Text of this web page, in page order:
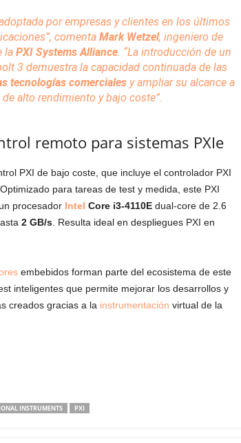
porempresas y clientes en los últimos
comenta Mark Wetzel, ingeniero de
la PXI Systems Alliance. “La introducción de un
3 demuestra la capacidad continuada de las
tecnologíascomercialesy ampliar su alcance a
alto rendimiento y bajo coste”.
remoto para sistemas PXIe
PXI de bajo coste, que incluye el controlador PXI
para tareas de test y medida, este PXI
procesador Intel Core i3-4110Edual-core de 2.6
2 GB/s. Resulta ideal en despliegues PXI en
embebidos forman parte del ecosistema de este
inteligentes que permite mejorar los desarrollos y
creados gracias a la instrumentación virtual de la
INSTRUMENTS PXI